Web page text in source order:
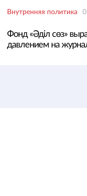
Внутренняя политика
Фонд «Әділ сөз»
давлением на